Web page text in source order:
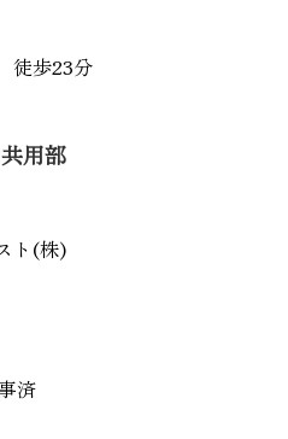
徒歩23分
用部
ト(株)
済